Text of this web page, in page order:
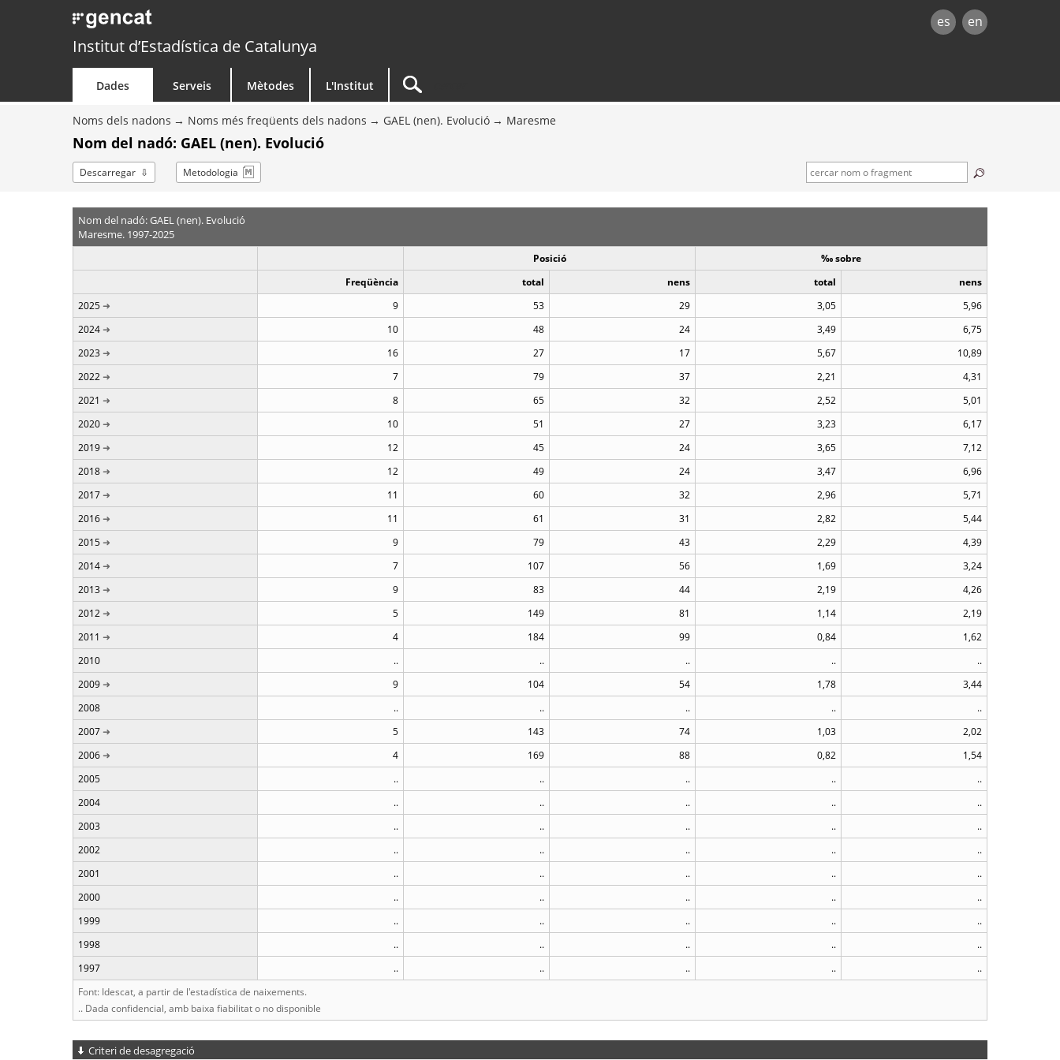
es en
Institut d’Estadística de Catalunya
Dades Serveis Mètodes L'Institut
Noms dels nadons Noms més freqüents dels nadons GAEL (nen). Evolució Maresme
Nom del nadó: GAEL (nen). Evolució
Descarregar Metodologia
Nom del nadó: GAEL (nen). Evolució
Maresme. 1997-2025
Posició
‰ sobre
Freqüència
total nens total
nens
2025
9 53 29 3,05
5,96
2024
10 48 24 3,49
6,75
2023
16 27 17 5,67
10,89
2022
7 79 37 2,21
4,31
2021
8 65 32 2,52
5,01
2020
10 51 27 3,23
6,17
2019
12 45 24 3,65
7,12
2018
12 49 24 3,47
6,96
2017
11 60 32 2,96
5,71
2016
11 61 31 2,82
5,44
2015
9 79 43 2,29
4,39
2014
7 107 56 1,69
3,24
2013
9 83 44 2,19
4,26
2012
5 149 81 1,14
2,19
2011
4 184 99 0,84
1,62
2010
.. .. .. ..
..
2009
9 104 54 1,78
3,44
2008
.. .. .. ..
..
2007
5 143 74 1,03
2,02
2006
4 169 88 0,82
1,54
2005
.. .. .. ..
..
2004
.. .. .. ..
..
2003
.. .. .. ..
..
2002
.. .. .. ..
..
2001
.. .. .. ..
..
2000
.. .. .. ..
..
1999
.. .. .. ..
..
1998
.. .. .. ..
..
1997
.. .. .. ..
..
Font: Idescat, a partir de l'estadística de naixements.
.. Dada confidencial, amb baixa fiabilitat o no disponible
Criteri de desagregació